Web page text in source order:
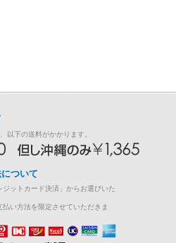
以下の送料がかかります。
ついて
ジットカード決済」からお選びいた
い方法を限定させていただきま